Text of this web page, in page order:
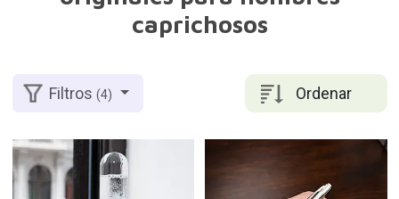
caprichosos
Ordenar
Filtros(4)